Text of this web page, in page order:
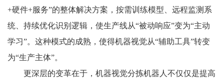
+硬件+服务”的整体解决方案，按需训练模型、远程监测系
统、持续优化识别逻辑，使生产线从“被动响应”变为“主动
学习”。这种模式的成熟，使得机器视觉从“辅助工具”转变
为“生产主体”。
更深层的变革在于，机器视觉分拣机器人不仅仅是提高